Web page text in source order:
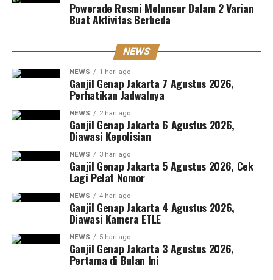
Powerade Resmi Meluncur Dalam 2 Varian
Buat Aktivitas Berbeda
NEWS
NEWS 1 hari ago
Ganjil Genap Jakarta 7 Agustus 2026,
Perhatikan Jadwalnya
NEWS 2 hari ago
Ganjil Genap Jakarta 6 Agustus 2026,
Diawasi Kepolisian
NEWS 3 hari ago
Ganjil Genap Jakarta 5 Agustus 2026, Cek
Lagi Pelat Nomor
NEWS 4 hari ago
Ganjil Genap Jakarta 4 Agustus 2026,
Diawasi Kamera ETLE
NEWS 5 hari ago
Ganjil Genap Jakarta 3 Agustus 2026,
Pertama di Bulan Ini